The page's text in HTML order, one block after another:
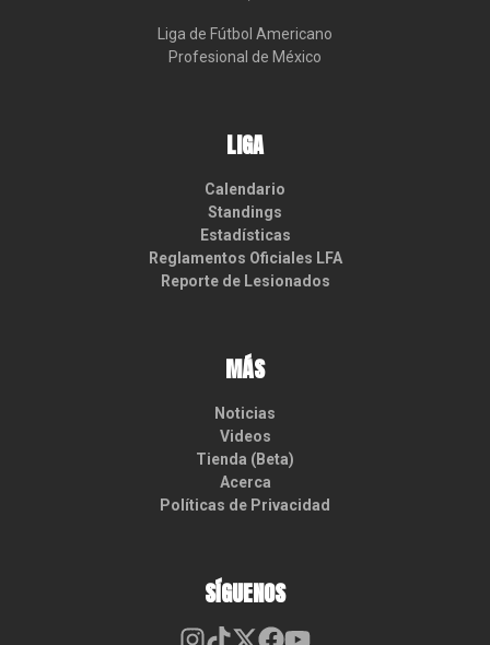
Liga de Fútbol Americano
Profesional de México
LIGA
Calendario
Standings
Estadísticas
Reglamentos Oficiales LFA
Reporte de Lesionados
MÁS
Noticias
Videos
Tienda (Beta)
Acerca
Políticas de Privacidad
SÍGUENOS